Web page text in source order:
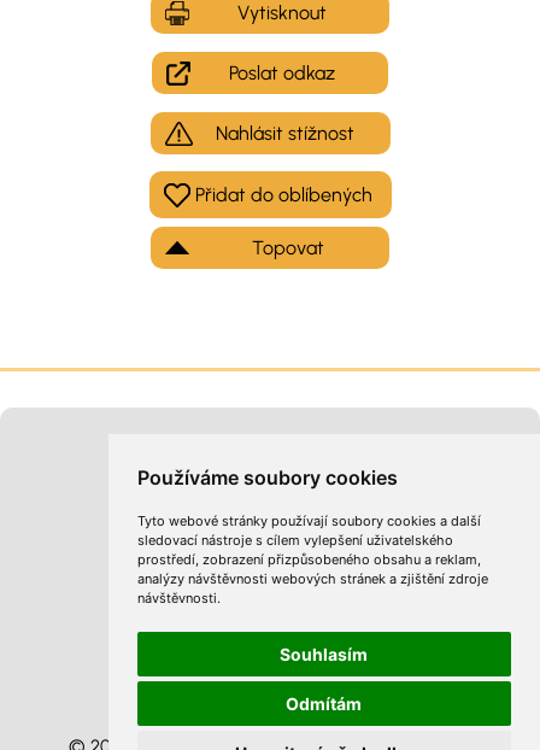
Používáme soubory cookies
Tyto webové stránky používají soubory cookies a další
sledovací nástroje s cílem vylepšení uživatelského
prostředí, zobrazení přizpůsobeného obsahu a reklam,
analýzy návštěvnosti webových stránek a zjištění zdroje
návštěvnosti.
Souhlasím
Odmítám
Vytisknout
Poslat odkaz
Nahlásit stížnost
Topovat
Kontakt na provozovatele
Obchodní podmínky
Zpracování osobních údajů
Cookies
Optimalizace
Sitemap